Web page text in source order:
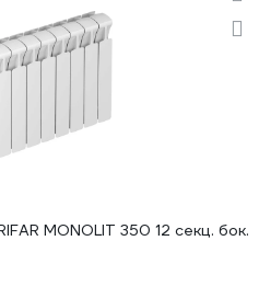
MONOLIT 350 12 секц. бок.